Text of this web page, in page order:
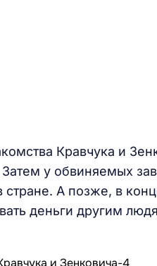
Кравчука и
у обвиняемых
А позже, в
деньги другим